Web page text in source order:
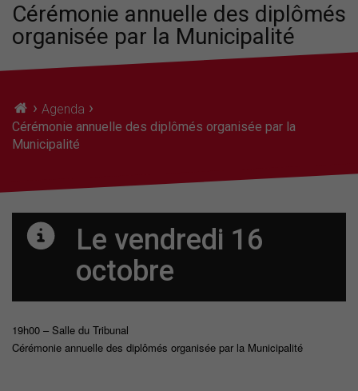
Cérémonie annuelle des diplômés
organisée par la Municipalité
› Agenda ›
Cérémonie annuelle des diplômés organisée par la
Municipalité
Le vendredi 16
octobre
19h00 – Salle du Tribunal
Cérémonie annuelle des diplômés organisée par la Municipalité